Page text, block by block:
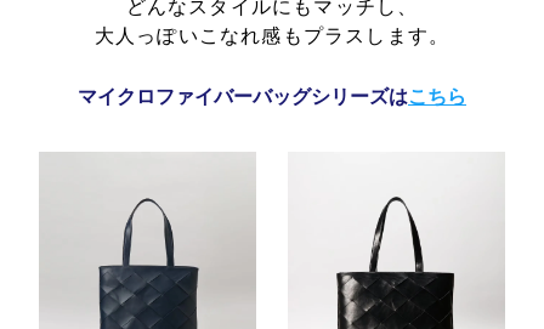
どんなスタイルにもマッチし、
大人っぽいこなれ感もプラスします。
マイクロファイバーバッグシリーズはこちら